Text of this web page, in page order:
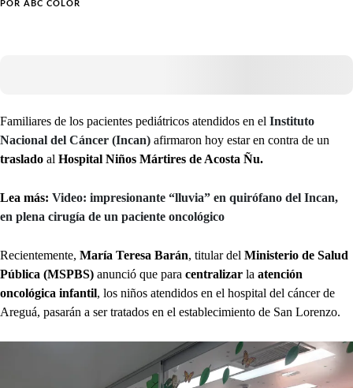
POR ABC COLOR
Familiares de los pacientes pediátricos atendidos en el Instituto
Nacional del Cáncer (Incan) afirmaron hoy estar en contra de un
traslado al Hospital Niños Mártires de Acosta Ñu.
Lea más: Video: impresionante “lluvia” en quirófano del Incan,
en plena cirugía de un paciente oncológico
Recientemente, María Teresa Barán, titular del Ministerio de Salud
Pública (MSPBS) anunció que para centralizar la atención
oncológica infantil, los niños atendidos en el hospital del cáncer de
Areguá, pasarán a ser tratados en el establecimiento de San Lorenzo.